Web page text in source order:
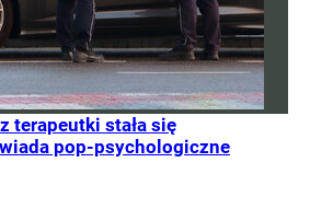
terapeutki stała się
pop-psychologiczne